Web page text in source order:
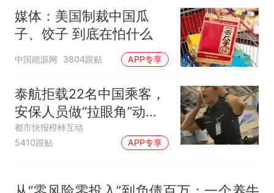
媒体：美国制裁中国瓜
子、饺子 到底在怕什么
中国能源网 3804跟贴 APP专享
泰航拒载22名中国乘客，
安保人员做“拉眼角”动
作，泰国机场最新回应：
拒绝登机决定由航司作
改签但没兑现
都市快报橙柿互动
5410跟贴
APP专享